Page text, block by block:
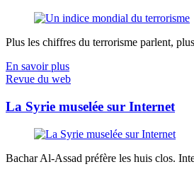
Plus les chiffres du terrorisme parlent,
En savoir plus
Revue du web
La Syrie muselée sur Internet
Bachar Al-Assad préfère les huis clos.